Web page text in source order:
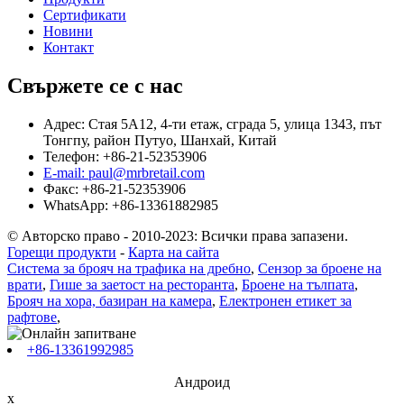
Сертификати
Новини
Контакт
Свържете се с нас
Адрес: Стая 5A12, 4-ти етаж, сграда 5, улица 1343, път
Тонгпу, район Путуо, Шанхай, Китай
Телефон: +86-21-52353906
E-mail: paul@mrbretail.com
Факс: +86-21-52353906
WhatsApp: +86-13361882985
© Авторско право - 2010-2023: Всички права запазени.
Горещи продукти - Карта на сайта
Система за брояч на трафика на дребно, Сензор за броене на
врати, Гише за заетост на ресторанта, Броене на тълпата,
Брояч на хора, базиран на камера, Електронен етикет за
рафтове,
+86-13361992985
Андроид
x